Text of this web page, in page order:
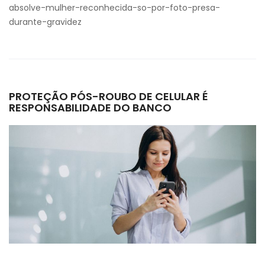
absolve-mulher-reconhecida-so-por-foto-presa-
durante-gravidez
PROTEÇÃO PÓS-ROUBO DE CELULAR É
RESPONSABILIDADE DO BANCO